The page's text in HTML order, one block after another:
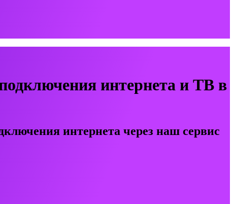
интернета и ТВ в
интернета через наш сервис